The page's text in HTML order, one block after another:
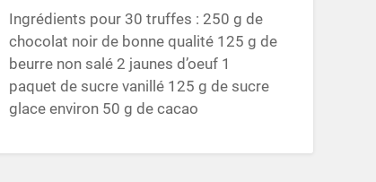
Ingrédients pour 30 truffes : 250 g de
chocolat noir de bonne qualité 125 g de
beurre non salé 2 jaunes d’oeuf 1
paquet de sucre vanillé 125 g de sucre
glace environ 50 g de cacao